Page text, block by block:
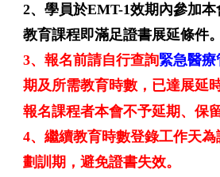
2、學員於EMT-1效期內參加
教育課程即滿足證書展延條件。
3、報名前請自行查詢緊急醫
期及所需教育時數 ， 已達展延
報名課程者本會不予延期、保
4、繼續教育時數登錄工作天
劃訓期，避免證書失效。